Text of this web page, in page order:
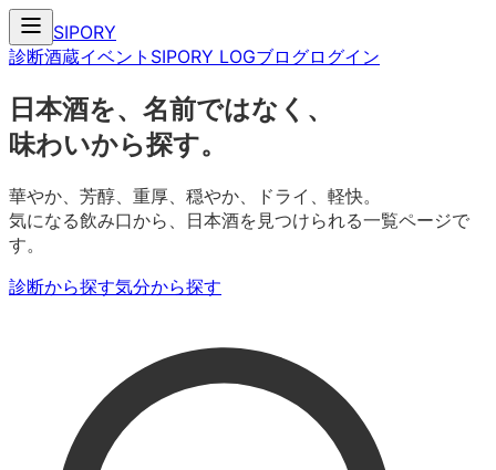
SIPORY
診断酒蔵イベント SIPORY LOGブログログイン
日本酒を、名前ではなく、
味わいから探す。
華やか、芳醇、重厚、穏やか、ドライ、軽快。
気になる飲み口から、日本酒を見つけられる一覧ページで
す。
診断から探す気分から探す